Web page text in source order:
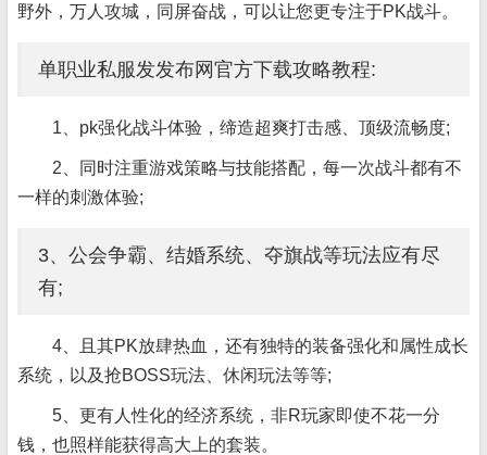
野外，万人攻城，同屏奋战，可以让您更专注于PK战斗。
单职业私服发发布网官方下载攻略教程:
1、pk强化战斗体验，缔造超爽打击感、顶级流畅度;
2、同时注重游戏策略与技能搭配，每一次战斗都有不
一样的刺激体验;
3、公会争霸、结婚系统、夺旗战等玩法应有尽
有;
4、且其PK放肆热血，还有独特的装备强化和属性成长
系统，以及抢BOSS玩法、休闲玩法等等;
5、更有人性化的经济系统，非R玩家即使不花一分
钱，也照样能获得高大上的套装。